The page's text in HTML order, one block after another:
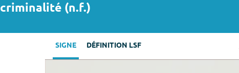
criminalité(n.f.)
SIGNE DÉFINITION LSF